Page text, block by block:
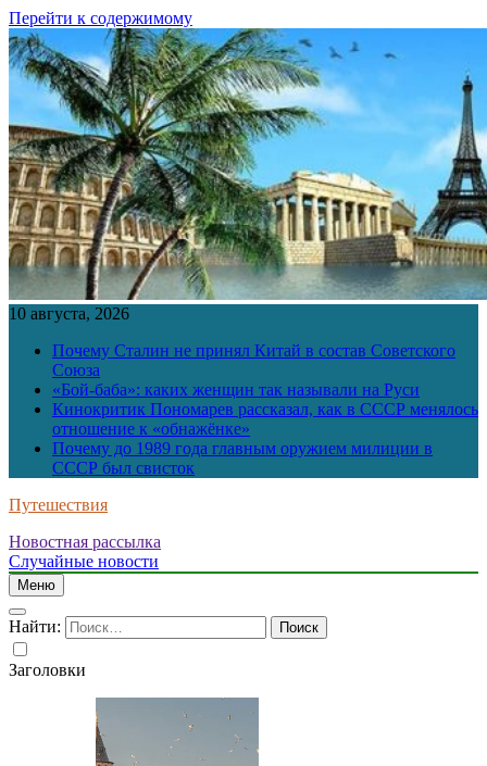
Перейти к содержимому
10 августа, 2026
Почему Сталин не принял Китай в состав Советского
Союза
«Бой-баба»: каких женщин так называли на Руси
Кинокритик Пономарев рассказал, как в СССР менялось
отношение к «обнажёнке»
Почему до 1989 года главным оружием милиции в
СССР был свисток
Путешествия
Новостная рассылка
Случайные новости
Меню
Найти:
Заголовки